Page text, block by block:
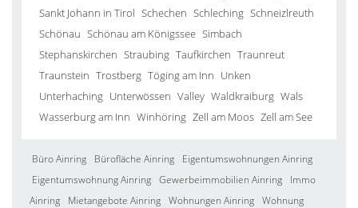
Sankt Johann in Tirol Schechen Schleching Schneizlreuth
Schönau Schönau am Königssee Simbach
Stephanskirchen Straubing Taufkirchen Traunreut
Traunstein Trostberg Töging am Inn Unken
Unterhaching Unterwössen Valley Waldkraiburg Wals
Wasserburg am Inn Winhöring Zell am Moos Zell am See
Büro Ainring Bürofläche Ainring
Eigentumswohnungen Ainring
Eigentumswohnung Ainring Gewerbeimmobilien Ainring
Immo
Ainring
Mietangebote Ainring Wohnungen Ainring Wohnung